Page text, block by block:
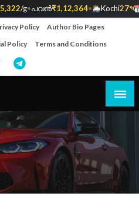
/g•പവൻ₹1,12,364• Kochi27°C
•
Policy
Author Bio Pages
Policy Terms and Conditions